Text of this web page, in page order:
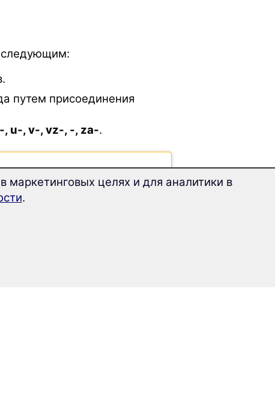
следующим:
путем присоединения
u-, v-, vz-, -, za-.
целях и для аналитики в
.